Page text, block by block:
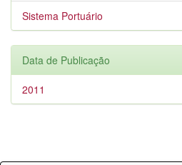
Sistema Portuário
Data de Publicação
2011